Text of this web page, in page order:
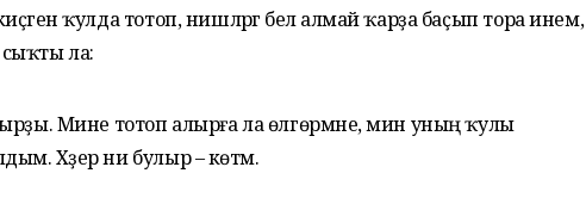
ҡулда тотоп, нишләргә белә алмай ҡарҙа баҫып тора инем,
ла:
Мине тотоп алырға ла өлгөрмәне, мин уның ҡулы
Хәҙер ни булыр – көтәм.